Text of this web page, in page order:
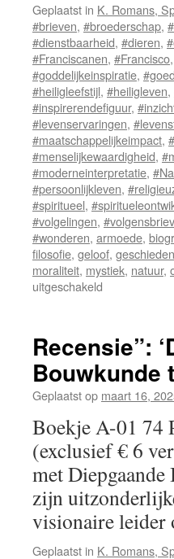
Geplaatst in K. Romans,
#brieven, #broederschap,
#dienstbaarheid, #dieren,
#Franciscanen, #Francisco,
#goddelijkeinspiratie,
#heiligleefstijl, #heiligleven,
#inspirerendefiguur,
#levenservaringen,
#maatschappelijkeimpact,
#menselijkewaardigheid,
#moderneinterpretatie,
#persoonlijkleven,
#spiritueel,
#volgelingen,
#wonderen, armoede,
filosofie, geloof,
moraliteit, mystiek, natuur,
uitgeschakeld
Assisi
Recensie”:
Bouwkunde
Geplaatst op maart 16,
Boekje A-01 74
(exclusief € 6
met
zijn
visionaire
Geplaatst in K. Romans,